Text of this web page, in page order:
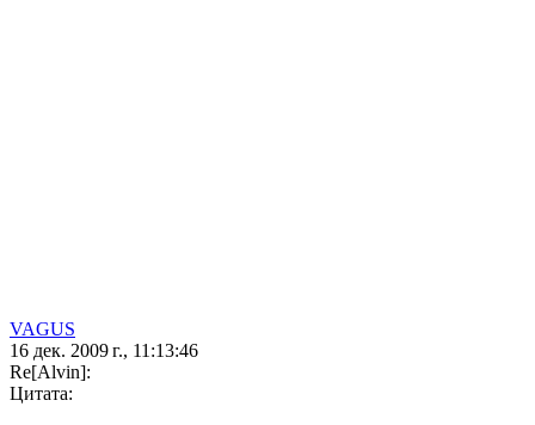
VAGUS
16 дек. 2009 г., 11:13:46
Re[Alvin]:
Цитата: